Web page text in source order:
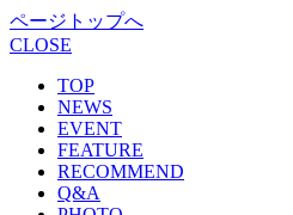
ページトップへ
CLOSE
TOP
NEWS
EVENT
FEATURE
RECOMMEND
Q&A